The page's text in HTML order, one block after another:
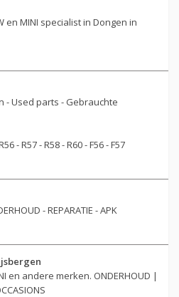
en MINI specialist in Dongen in
- Used parts - Gebrauchte
- R57 - R58 - R60 - F56 - F57
- REPARATIE - APK
en andere merken. ONDERHOUD |